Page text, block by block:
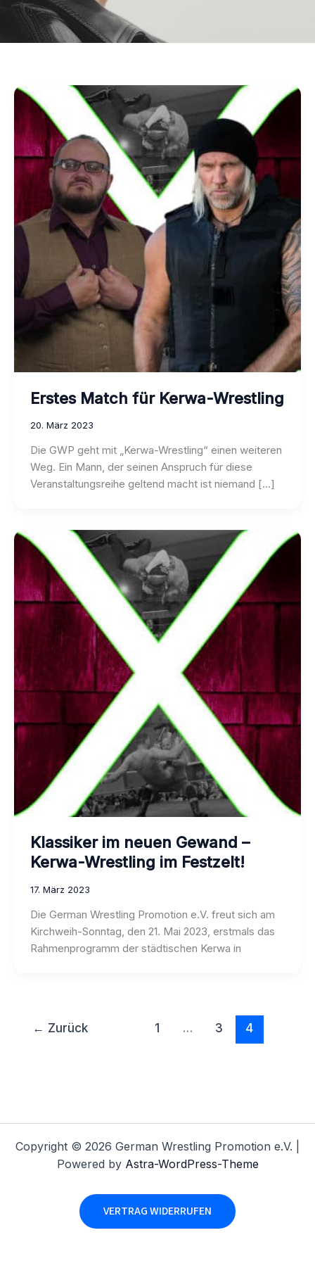
Erstes Match für Kerwa-Wrestling
20. März 2023
Die GWP geht mit „Kerwa-Wrestling“ einen weiteren
Weg. Ein Mann, der seinen Anspruch für diese
Veranstaltungsreihe geltend macht ist niemand […]
Klassiker im neuen Gewand –
Kerwa-Wrestling im Festzelt!
17. März 2023
Die German Wrestling Promotion e.V. freut sich am
Kirchweih-Sonntag, den 21. Mai 2023, erstmals das
Rahmenprogramm der städtischen Kerwa in
← Zurück 1 … 3 4
Copyright © 2026 German Wrestling Promotion e.V. |
Powered by Astra-WordPress-Theme
VERTRAG WIDERRUFEN